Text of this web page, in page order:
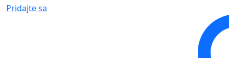
Pridajte sa